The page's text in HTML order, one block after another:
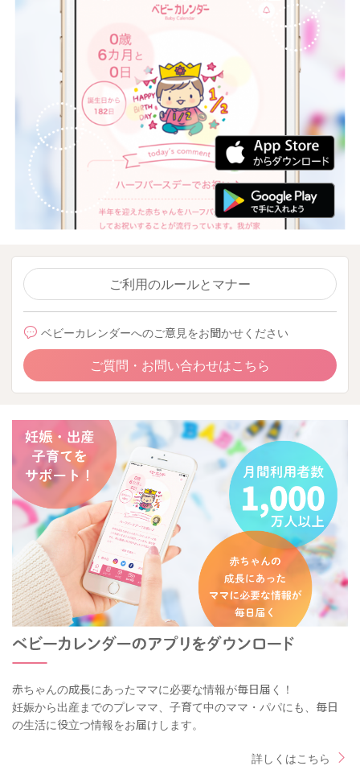
ご利用のルールとマナー
ベビーカレンダーへのご意見をお聞かせください
ご質問・お問い合わせはこちら
赤ちゃんの成長にあったママに必要な情報が毎日届く！
妊娠から出産までのプレママ、子育て中のママ・パパにも、毎日
の生活に役立つ情報をお届けします。
詳しくはこちら